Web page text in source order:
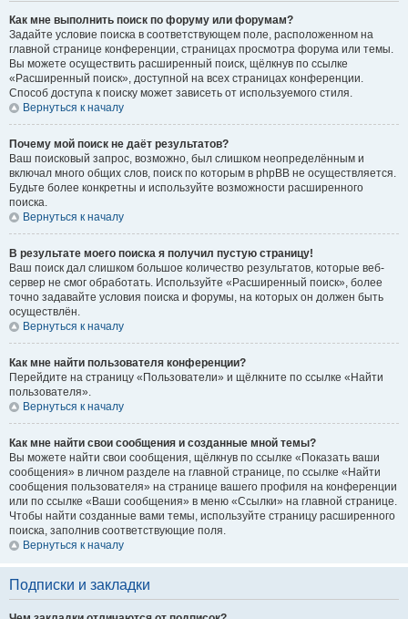
Как мне выполнить поиск по форуму или форумам?
Задайте условие поиска в соответствующем поле, расположенном на
главной странице конференции, страницах просмотра форума или темы.
Вы можете осуществить расширенный поиск, щёлкнув по ссылке
«Расширенный поиск», доступной на всех страницах конференции.
Способ доступа к поиску может зависеть от используемого стиля.
Вернуться к началу
Почему мой поиск не даёт результатов?
Ваш поисковый запрос, возможно, был слишком неопределённым и
включал много общих слов, поиск по которым в phpBB не осуществляется.
Будьте более конкретны и используйте возможности расширенного
поиска.
Вернуться к началу
В результате моего поиска я получил пустую страницу!
Ваш поиск дал слишком большое количество результатов, которые веб-
сервер не смог обработать. Используйте «Расширенный поиск», более
точно задавайте условия поиска и форумы, на которых он должен быть
осуществлён.
Вернуться к началу
Как мне найти пользователя конференции?
Перейдите на страницу «Пользователи» и щёлкните по ссылке «Найти
пользователя».
Вернуться к началу
Как мне найти свои сообщения и созданные мной темы?
Вы можете найти свои сообщения, щёлкнув по ссылке «Показать ваши
сообщения» в личном разделе на главной странице, по ссылке «Найти
сообщения пользователя» на странице вашего профиля на конференции
или по ссылке «Ваши сообщения» в меню «Ссылки» на главной странице.
Чтобы найти созданные вами темы, используйте страницу расширенного
поиска, заполнив соответствующие поля.
Вернуться к началу
Подписки и закладки